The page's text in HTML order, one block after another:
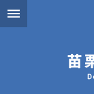
跳到主要內容區塊